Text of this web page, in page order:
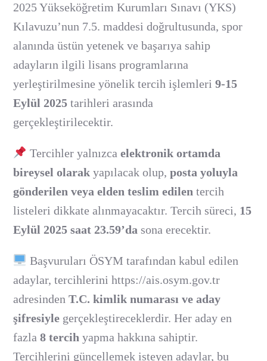
2025 Yükseköğretim Kurumları Sınavı (YKS)
Kılavuzu’nun 7.5. maddesi doğrultusunda, spor
alanında üstün yetenek ve başarıya sahip
adayların ilgili lisans programlarına
yerleştirilmesine yönelik tercih işlemleri 9-15
Eylül 2025 tarihleri arasında
gerçekleştirilecektir.
Tercihler yalnızca elektronik ortamda
bireysel olarak yapılacak olup, posta yoluyla
gönderilen veya elden teslim edilen tercih
listeleri dikkate alınmayacaktır. Tercih süreci, 15
Eylül 2025 saat 23.59’da sona erecektir.
Başvuruları ÖSYM tarafından kabul edilen
adaylar, tercihlerini https://ais.osym.gov.tr
adresinden T.C. kimlik numarası ve aday
şifresiyle gerçekleştireceklerdir. Her aday en
fazla 8 tercih yapma hakkına sahiptir.
Tercihlerini güncellemek isteyen adaylar, bu